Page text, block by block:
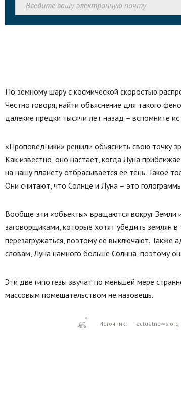
По земному шару с космической скоростью
Честно говоря, найти объяснение для такого
далекие предки тысячи лет назад – вспомните
«Проповедники» решили объяснить свою точку
Как известно, оно настает, когда Луна
на нашу планету отбрасывается ее тень. Такое
Они считают, что Солнце и Луна – это
Вообще эти «объекты» вращаются вокруг Земли
заговорщиками, которые хотят убедить землян
перезагружаться, поэтому ее выключают. Также
словам, Луна намного больше Солнца, поэтому
Эти две гипотезы звучат по меньшей мере
массовым помешательством не назовешь.
Источник: actualnews.org